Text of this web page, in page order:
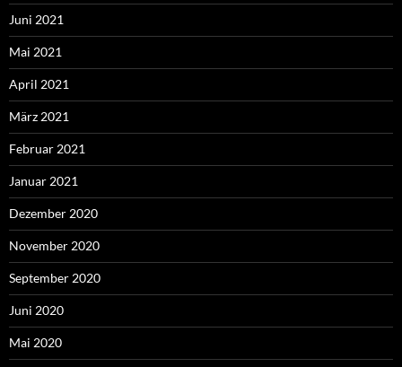
Juni 2021
Mai 2021
April 2021
März 2021
Februar 2021
Januar 2021
Dezember 2020
November 2020
September 2020
Juni 2020
Mai 2020